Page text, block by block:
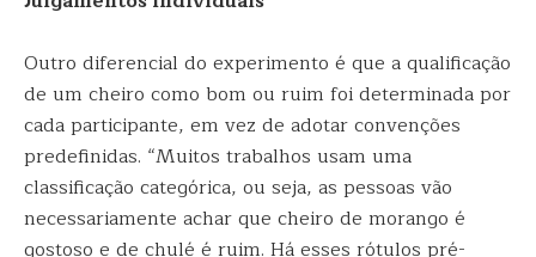
Outro diferencial do experimento é que a qualificação
de um cheiro como bom ou ruim foi determinada por
cada participante, em vez de adotar convenções
predefinidas. “Muitos trabalhos usam uma
classificação categórica, ou seja, as pessoas vão
necessariamente achar que cheiro de morango é
gostoso e de chulé é ruim. Há esses rótulos pré-